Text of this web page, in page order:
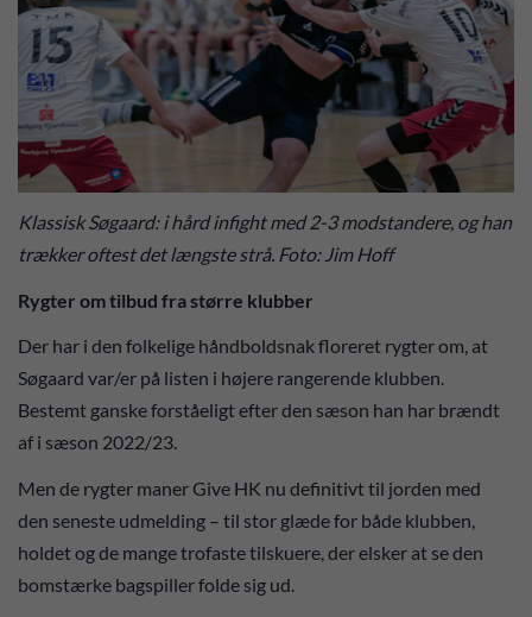
Klassisk Søgaard: i hård infight med 2-3 modstandere, og han
trækker oftest det længste strå. Foto: Jim Hoff
Rygter om tilbud fra større klubber
Der har i den folkelige håndboldsnak floreret rygter om, at
Søgaard var/er på listen i højere rangerende klubben.
Bestemt ganske forståeligt efter den sæson han har brændt
af i sæson 2022/23.
Men de rygter maner Give HK nu definitivt til jorden med
den seneste udmelding – til stor glæde for både klubben,
holdet og de mange trofaste tilskuere, der elsker at se den
bomstærke bagspiller folde sig ud.